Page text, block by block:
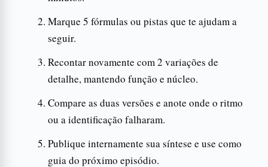
Marque 5 fórmulas ou pistas que te ajudam a
seguir.
Recontar novamente com 2 variações de
detalhe, mantendo função e núcleo.
Compare as duas versões e anote onde o ritmo
ou a identificação falharam.
Publique internamente sua síntese e use como
guia do próximo episódio.